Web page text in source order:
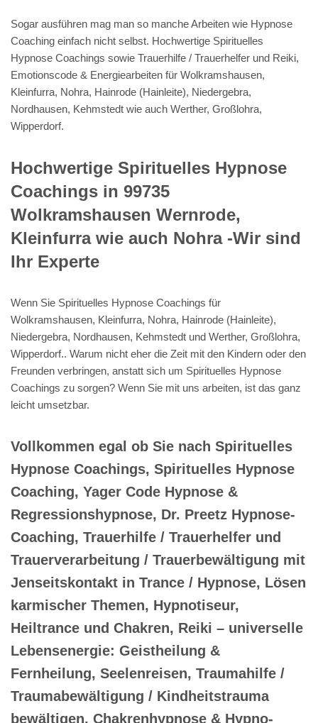
Sogar ausführen mag man so manche Arbeiten wie Hypnose
Coaching einfach nicht selbst. Hochwertige Spirituelles
Hypnose Coachings sowie Trauerhilfe / Trauerhelfer und Reiki,
Emotionscode & Energiearbeiten für Wolkramshausen,
Kleinfurra, Nohra, Hainrode (Hainleite), Niedergebra,
Nordhausen, Kehmstedt wie auch Werther, Großlohra,
Wipperdorf.
Hochwertige Spirituelles Hypnose
Coachings in 99735
Wolkramshausen Wernrode,
Kleinfurra wie auch Nohra -Wir sind
Ihr Experte
Wenn Sie Spirituelles Hypnose Coachings für
Wolkramshausen, Kleinfurra, Nohra, Hainrode (Hainleite),
Niedergebra, Nordhausen, Kehmstedt und Werther, Großlohra,
Wipperdorf.. Warum nicht eher die Zeit mit den Kindern oder den
Freunden verbringen, anstatt sich um Spirituelles Hypnose
Coachings zu sorgen? Wenn Sie mit uns arbeiten, ist das ganz
leicht umsetzbar.
Vollkommen egal ob Sie nach Spirituelles
Hypnose Coachings, Spirituelles Hypnose
Coaching, Yager Code Hypnose &
Regressionshypnose, Dr. Preetz Hypnose-
Coaching, Trauerhilfe / Trauerhelfer und
Trauerverarbeitung / Trauerbewältigung mit
Jenseitskontakt in Trance / Hypnose, Lösen
karmischer Themen, Hypnotiseur,
Heiltrance und Chakren, Reiki – universelle
Lebensenergie: Geistheilung &
Fernheilung, Seelenreisen, Traumahilfe /
Traumabewältigung / Kindheitstrauma
bewältigen, Chakrenhypnose & Hypno-